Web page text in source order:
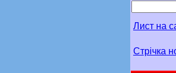
Лист на
Стрічка